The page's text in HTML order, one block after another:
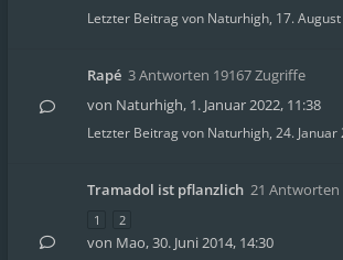
Letzter Beitrag von Naturhigh, 17.
Rapé 3 Antworten 19167 Zugriffe
von Naturhigh, 1. Januar 2022, 11:38
Letzter Beitrag von Naturhigh, 24. Januar
Tramadol ist pflanzlich 21 Antworten
1 2
von Mao,30. Juni 2014, 14:30